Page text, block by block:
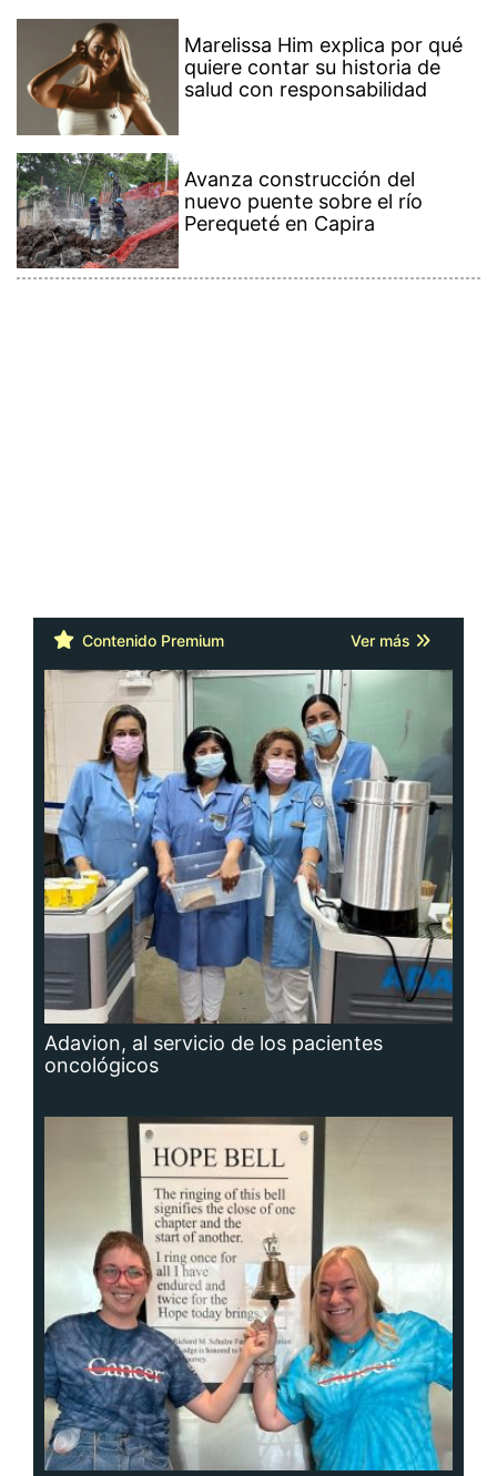
Marelissa Him explica por qué
quiere contar su historia de
salud con responsabilidad
Avanza construcción del
nuevo puente sobre el río
Perequeté en Capira
Contenido Premium Ver más
Adavion, al servicio de los pacientes
oncológicos